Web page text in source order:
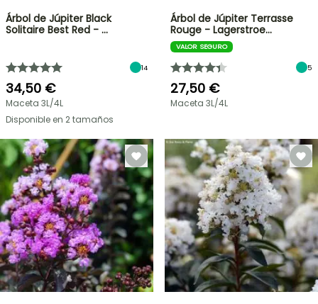
Árbol de Júpiter Black
Solitaire Best Red - …
14
34,50 €
Maceta 3L/4L
Disponible en 2 tamaños
Árbol de Júpiter Terrasse
Rouge - Lagerstroe…
VALOR SEGURO
5
27,50 €
Maceta 3L/4L